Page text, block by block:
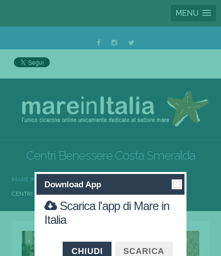
MENU
Centri Benessere Costa Smeralda
MARE IN ITALIA
CENTRI BENESSERE COSTA SMERALDA
Download App
Scarica l'app di Mare in
Italia
CHIUDI SCARICA